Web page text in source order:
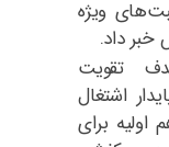
ویژه
خبر داد.
تقویت
اشتغال
برای